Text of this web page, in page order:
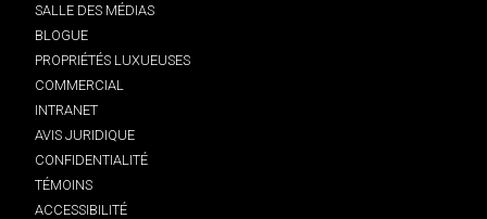
SALLE DES MÉDIAS
BLOGUE
PROPRIÉTÉS LUXUEUSES
COMMERCIAL
INTRANET
AVIS JURIDIQUE
CONFIDENTIALITÉ
TÉMOINS
ACCESSIBILITÉ